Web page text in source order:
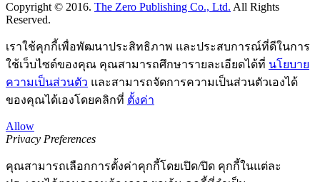
Copyright © 2016. The Zero Publishing Co., Ltd. All Rights
Reserved.
เราใช้คุกกี้เพื่อพัฒนาประสิทธิภาพ และประสบการณ์ที่ดีในการ
ใช้เว็บไซต์ของคุณ คุณสามารถศึกษารายละเอียดได้ที่ นโยบาย
ความเป็นส่วนตัว และสามารถจัดการความเป็นส่วนตัวเองได้
ของคุณได้เองโดยคลิกที่ ตั้งค่า
Allow
Privacy Preferences
คุณสามารถเลือกการตั้งค่าคุกกี้โดยเปิด/ปิด คุกกี้ในแต่ละ